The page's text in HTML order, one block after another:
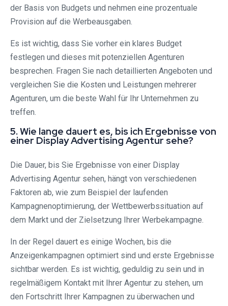
der Basis von Budgets und nehmen eine prozentuale
Provision auf die Werbeausgaben.
Es ist wichtig, dass Sie vorher ein klares Budget
festlegen und dieses mit potenziellen Agenturen
besprechen. Fragen Sie nach detaillierten Angeboten und
vergleichen Sie die Kosten und Leistungen mehrerer
Agenturen, um die beste Wahl für Ihr Unternehmen zu
treffen.
5. Wie lange dauert es, bis ich Ergebnisse von
einer Display Advertising Agentur sehe?
Die Dauer, bis Sie Ergebnisse von einer Display
Advertising Agentur sehen, hängt von verschiedenen
Faktoren ab, wie zum Beispiel der laufenden
Kampagnenoptimierung, der Wettbewerbssituation auf
dem Markt und der Zielsetzung Ihrer Werbekampagne.
In der Regel dauert es einige Wochen, bis die
Anzeigenkampagnen optimiert sind und erste Ergebnisse
sichtbar werden. Es ist wichtig, geduldig zu sein und in
regelmäßigem Kontakt mit Ihrer Agentur zu stehen, um
den Fortschritt Ihrer Kampagnen zu überwachen und